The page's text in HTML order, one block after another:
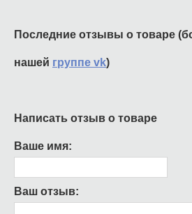
Последние отзывы о товаре
нашей группе vk)
Написать отзыв о товаре
Ваше имя:
Ваш отзыв: